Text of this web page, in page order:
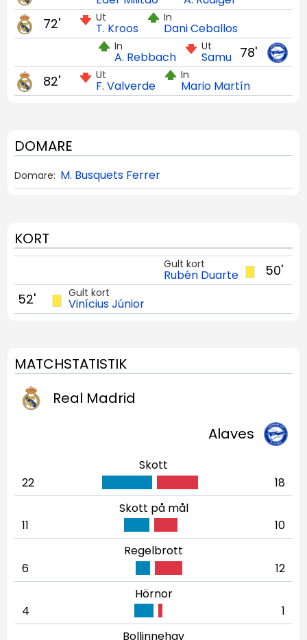
Ut
T. Kroos
In
Dani Ceballos
72'
78'
Ut
Samu
In
A. Rebbach
Ut
F. Valverde
In
Mario Martín
82'
DOMARE
Domare: M. Busquets Ferrer
KORT
50'
Gult kort
Rubén Duarte
Gult kort
Vinícius Júnior
52'
MATCHSTATISTIK
Real Madrid
Alaves
Skott
22
18
Skott på mål
11
10
Regelbrott
6
12
Hörnor
4
1
Bollinnehav